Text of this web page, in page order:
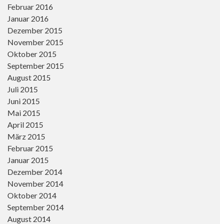
Februar 2016
Januar 2016
Dezember 2015
November 2015
Oktober 2015
September 2015
August 2015
Juli 2015
Juni 2015
Mai 2015
April 2015
März 2015
Februar 2015
Januar 2015
Dezember 2014
November 2014
Oktober 2014
September 2014
August 2014